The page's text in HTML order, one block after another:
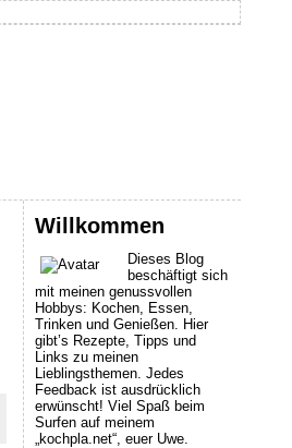
Willkommen
Dieses Blog
beschäftigt sich
mit meinen genussvollen
Hobbys: Kochen, Essen,
Trinken und Genießen. Hier
gibt’s Rezepte, Tipps und
Links zu meinen
Lieblingsthemen. Jedes
Feedback ist ausdrücklich
erwünscht! Viel Spaß beim
Surfen auf meinem
„kochpla.net“, euer Uwe.